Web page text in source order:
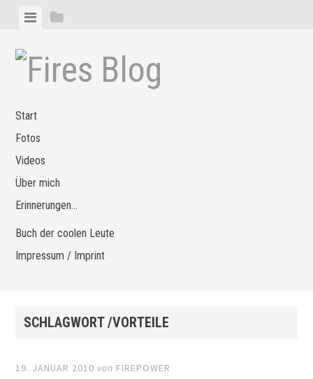
Zum
springen
MenüSeitenleiste
Start
Fotos
Videos
Über mich
Erinnerungen…
Buch der coolen Leute
Impressum / Imprint
SCHLAGWORT /VORTEILE
19. JANUAR 2010 von FIREPOWER